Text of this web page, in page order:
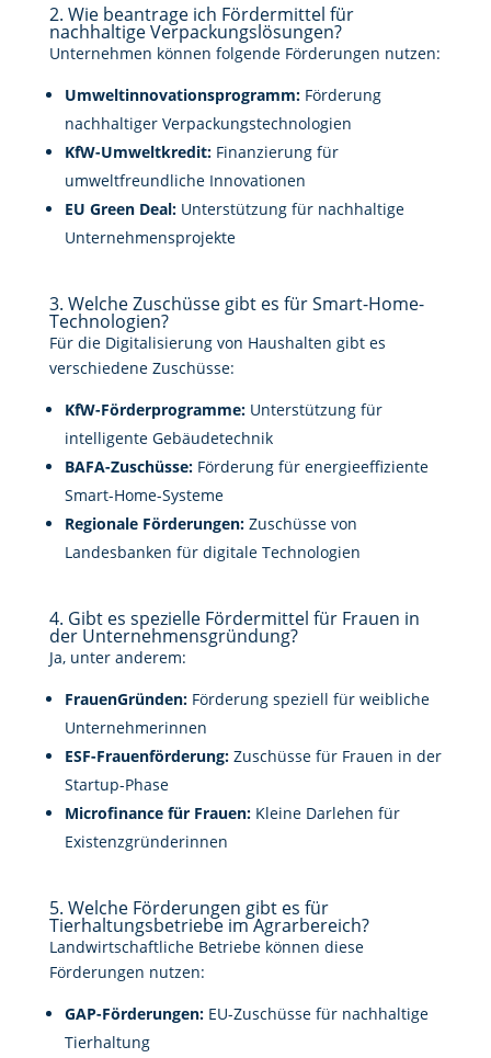
2. Wie beantrage ich Fördermittel für
nachhaltige Verpackungslösungen?
Unternehmen können folgende Förderungen nutzen:
Umweltinnovationsprogramm:Förderung
nachhaltiger Verpackungstechnologien
KfW-Umweltkredit:Finanzierung für
umweltfreundliche Innovationen
EU Green Deal:Unterstützung für nachhaltige
Unternehmensprojekte
3. Welche Zuschüsse gibt es für Smart-Home-
Technologien?
Für die Digitalisierung von Haushalten gibt es
verschiedene Zuschüsse:
KfW-Förderprogramme:Unterstützung für
intelligente Gebäudetechnik
BAFA-Zuschüsse:Förderung für energieeffiziente
Smart-Home-Systeme
Regionale Förderungen:Zuschüsse von
Landesbanken für digitale Technologien
4. Gibt es spezielle Fördermittel für Frauen in
der Unternehmensgründung?
Ja, unter anderem:
FrauenGründen:Förderung speziell für weibliche
Unternehmerinnen
ESF-Frauenförderung:Zuschüsse für Frauen in der
Startup-Phase
Microfinance für Frauen:Kleine Darlehen für
Existenzgründerinnen
5. Welche Förderungen gibt es für
Tierhaltungsbetriebe im Agrarbereich?
Landwirtschaftliche Betriebe können diese
Förderungen nutzen:
GAP-Förderungen:EU-Zuschüsse für nachhaltige
Tierhaltung